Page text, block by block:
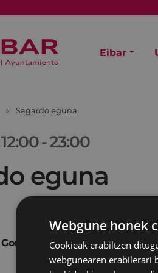
Eibar
Sagardo eguna
12:00-23:00
eguna
elkarteko 13
Webgune honek
Cookieak erabiltzen
webgunearen erabilerari